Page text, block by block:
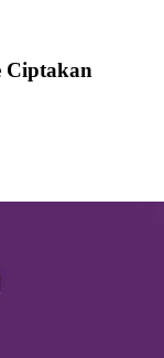
Ciptakan